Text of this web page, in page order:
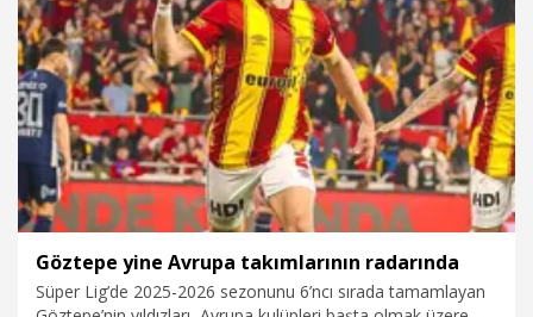
21.06.2026 Spor
Göztepe yine Avrupa takımlarının radarında
Süper Lig’de 2025-2026 sezonunu 6’ncı sırada tamamlayan